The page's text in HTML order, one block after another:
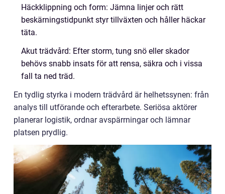
Häckklippning och form: Jämna linjer och rätt
beskärningstidpunkt styr tillväxten och håller häckar
täta.
Akut trädvård: Efter storm, tung snö eller skador
behövs snabb insats för att rensa, säkra och i vissa
fall ta ned träd.
En tydlig styrka i modern trädvård är helhetssynen: från
analys till utförande och efterarbete. Seriösa aktörer
planerar logistik, ordnar avspärrningar och lämnar
platsen prydlig.